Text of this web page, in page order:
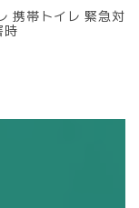
携帯トイレ 緊急対
時